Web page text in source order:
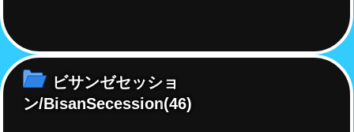
ビサンゼセッショ
ン/BisanSecession(46)